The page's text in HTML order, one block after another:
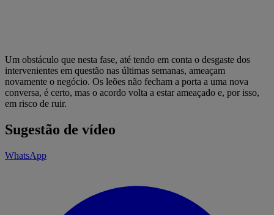
Um obstáculo que nesta fase, até tendo em conta o desgaste dos
intervenientes em questão nas últimas semanas, ameaçam
novamente o negócio. Os leões não fecham a porta a uma nova
conversa, é certo, mas o acordo volta a estar ameaçado e, por isso,
em risco de ruir.
Sugestão de vídeo
WhatsApp